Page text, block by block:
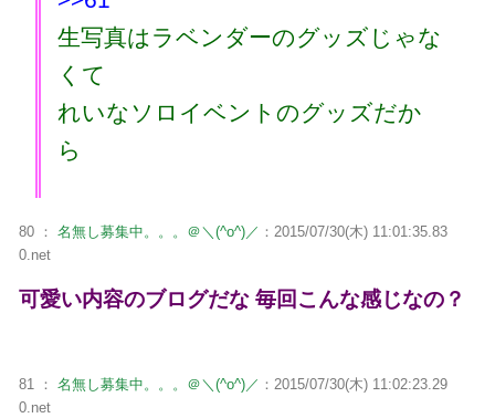
生写真はラベンダーのグッズじゃな
くて
れいなソロイベントのグッズだか
ら
80 ： 名無し募集中。。。＠＼(^o^)／ ：2015/07/30(木) 11:01:35.83
0.net
可愛い内容のブログだな 毎回こんな感じなの？
81 ： 名無し募集中。。。＠＼(^o^)／ ：2015/07/30(木) 11:02:23.29
0.net